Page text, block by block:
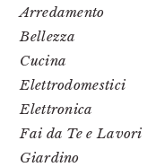
Arredamento
Bellezza
Cucina
Elettrodomestici
Elettronica
Fai da Te e Lavori
Giardino